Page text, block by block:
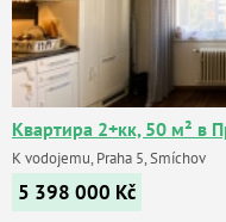
Квартира 2+кк, 50 м² в
K vodojemu, Praha 5, Smíchov
5 398 000 Kč